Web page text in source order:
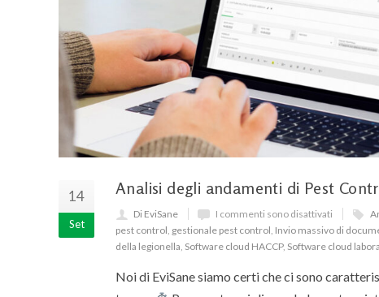
14
Set
Analisi degli andamenti di Pest
Di EviSane I commenti sono disattivati
pest control, gestionale pest control, Invio massivo di
della legionella, Software cloud HACCP, Software cloud
Noi di EviSane siamo certi che ci sono